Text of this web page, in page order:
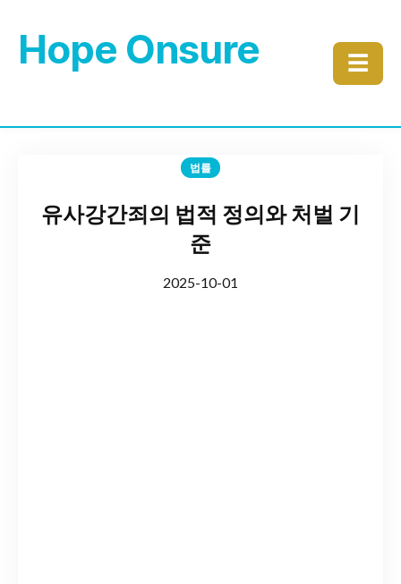
Hope Onsure ☰
법률
유사강간죄의 법적 정의와 처벌 기
준
2025-10-01